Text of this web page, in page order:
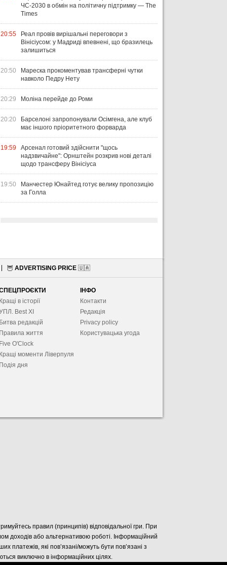
ЧС-2030 в обмін на політичну підтримку — The
Times
20:55
Реал провів вирішальні переговори з
Вінісіусом: у Мадриді впевнені, що бразилець
залишиться
20:50
Мареска прокоментував трансферні чутки
навколо Педру Нету
20:29 Моліна перейде до Роми
20:20
Барселоні запропонували Осімгена, але клуб
має іншого пріоритетного форварда
19:59
Арсенал готовий здійснити "щось
надзвичайне": Орнштейн розкрив нові деталі
щодо трансферу Вінісіуса
19:50
Манчестер Юнайтед готує велику пропозицію
за Голла
🦉 ADVERTISING PRICE 🇺🇦
Кращі в історії
Best XІ
Битва редакцій
Правила життя
Five O'Clock
Кращі моменти Ліверпуля
Подія дня
ІНФО
Контакти
Редакція
Privacy policy
Користувацька угода
правил (принципів) відповідальної гри. При
доходів або альтернативою роботі. Інформаційний
платежів, які пов’язані/можуть бути пов’язані з
виключно в інформаційних цілях.